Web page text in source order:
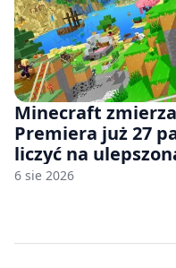
Minecraft
Premiera już 27
liczyć na
6 sie 2026